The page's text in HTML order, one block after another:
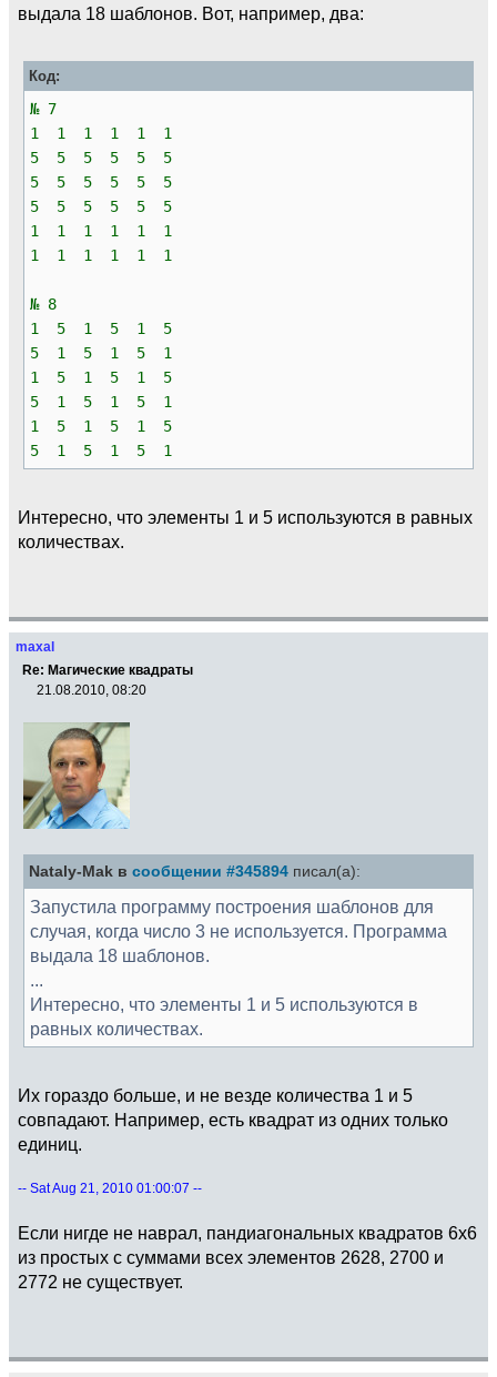
выдала 18 шаблонов. Вот, например, два:
Код:
№ 7
1 1 1 1 1 1
5 5 5 5 5 5
5 5 5 5 5 5
5 5 5 5 5 5
1 1 1 1 1 1
1 1 1 1 1 1
№ 8
1 5 1 5 1 5
5 1 5 1 5 1
1 5 1 5 1 5
5 1 5 1 5 1
1 5 1 5 1 5
5 1 5 1 5 1
Интересно, что элементы 1 и 5 используются в равных
количествах.
maxal
Re: Магические квадраты
21.08.2010, 08:20
Nataly-Mak в сообщении #345894 писал(а):
Запустила программу построения шаблонов для
случая, когда число 3 не используется. Программа
выдала 18 шаблонов.
...
Интересно, что элементы 1 и 5 используются в
равных количествах.
Их гораздо больше, и не везде количества 1 и 5
совпадают. Например, есть квадрат из одних только
единиц.
-- Sat Aug 21, 2010 01:00:07 --
Если нигде не наврал, пандиагональных квадратов 6x6
из простых с суммами всех элементов 2628, 2700 и
2772 не существует.